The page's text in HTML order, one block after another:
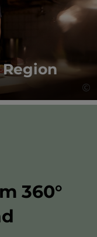
©
360°